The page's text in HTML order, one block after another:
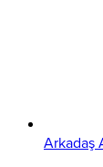
Arkadaş